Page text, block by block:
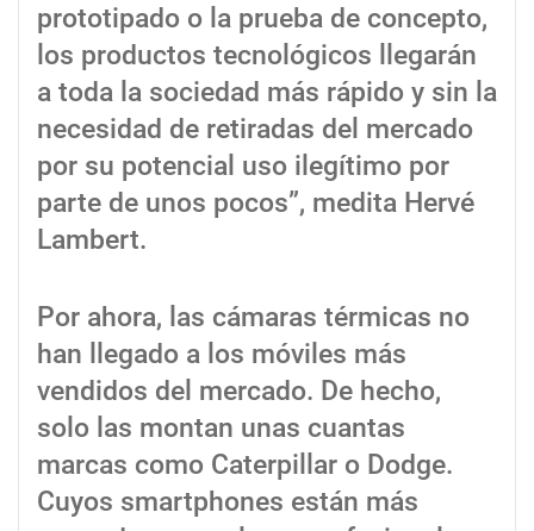
prototipado o la prueba de concepto,
los productos tecnológicos llegarán
a toda la sociedad más rápido y sin la
necesidad de retiradas del mercado
por su potencial uso ilegítimo por
parte de unos pocos”, medita Hervé
Lambert.
Por ahora, las cámaras térmicas no
han llegado a los móviles más
vendidos del mercado. De hecho,
solo las montan unas cuantas
marcas como Caterpillar o Dodge.
Cuyos smartphones están más